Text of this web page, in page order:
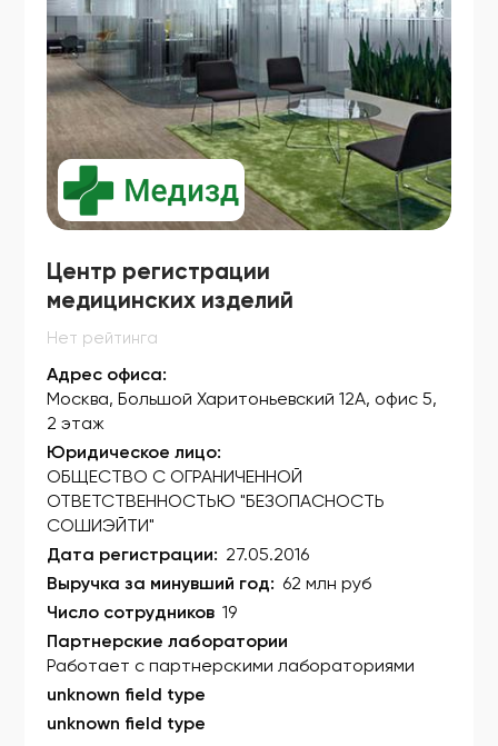
Центр регистрации
медицинских изделий
Нет рейтинга
Адрес офиса:
Москва, Большой Харитоньевский 12А, офис 5,
2 этаж
Юридическое лицо:
ОБЩЕСТВО С ОГРАНИЧЕННОЙ
ОТВЕТСТВЕННОСТЬЮ "БЕЗОПАСНОСТЬ
СОШИЭЙТИ"
Дата регистрации: 27.05.2016
Выручка за минувший год: 62 млн руб
Число сотрудников 19
Партнерские лаборатории
Работает с партнерскими лабораториями
unknown field type
unknown field type